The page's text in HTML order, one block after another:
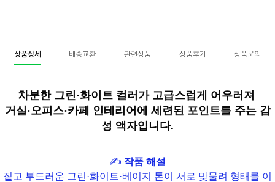
상품상세 배송교환 관련상품 상품후기 상품문의
차분한 그린·화이트 컬러가 고급스럽게 어우러져
거실·오피스·카페 인테리어에 세련된 포인트를 주는 감
성 액자입니다.
✍️ 작품 해설
짙고 부드러운 그린·화이트·베이지 톤이 서로 맞물려 형태를 이